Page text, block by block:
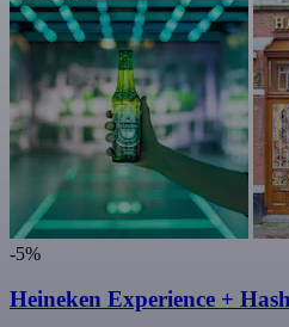
-5%
Heineken Experience +